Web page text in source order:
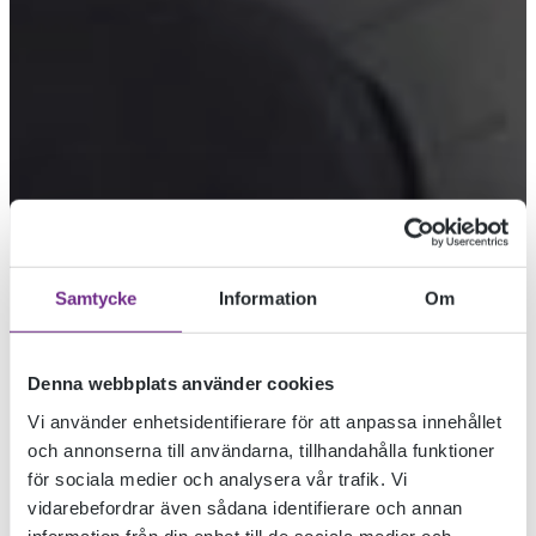
Samtycke Information Om
Denna webbplats använder cookies
Vi använder enhetsidentifierare för att anpassa innehållet
och annonserna till användarna, tillhandahålla funktioner
för sociala medier och analysera vår trafik. Vi
vidarebefordrar även sådana identifierare och annan
VAD KOMMER
FÖRST: TANKEN